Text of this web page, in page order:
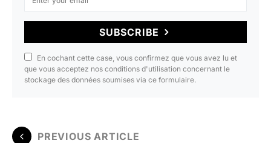
SUBSCRIBE
En cochant cette case, vous confirmez que vous avez lu et
que vous acceptez nos conditions d'utilisation concernant le
stockage des données soumises via ce formulaire.
PREVIOUS ARTICLE